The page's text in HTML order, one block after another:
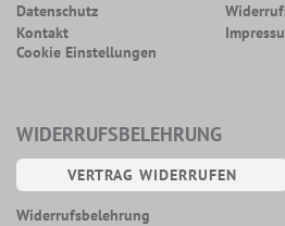
Datenschutz
Kontakt
Cookie Einstellungen
WIDERRUFSBELEHRUNG
VERTRAG WIDERRUFEN
Widerrufsbelehrung